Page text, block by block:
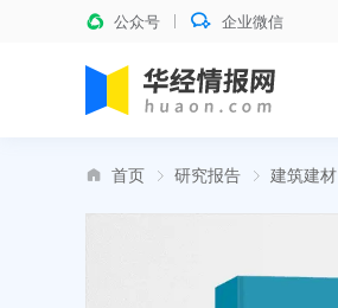
公众号 企业微信
首页 研究报告 建筑建材